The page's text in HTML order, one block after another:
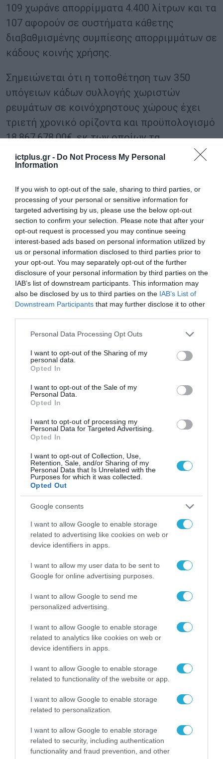
ictplus.gr - Do Not Process My Personal
Information
If you wish to opt-out of the sale, sharing to third parties, or
processing of your personal or sensitive information for
targeted advertising by us, please use the below opt-out
section to confirm your selection. Please note that after your
opt-out request is processed you may continue seeing
interest-based ads based on personal information utilized by
us or personal information disclosed to third parties prior to
your opt-out. You may separately opt-out of the further
disclosure of your personal information by third parties on the
IAB’s list of downstream participants. This information may
also be disclosed by us to third parties on the IAB’s List of
Downstream Participants that may further disclose it to other
Please note that this website/app uses one or more Google
not limited to your visit or usage behaviour. You may click to
grant or deny consent to Google and its third-party tags to
use your data for below specified purposes in below Google
consent section.
Personal Data Processing Opt Outs
I want to opt-out of the Sharing of my
personal data.
Opted In
I want to opt-out of the Sale of my
Personal Data.
Opted In
I want to opt-out of processing my
Personal Data for Targeted Advertising.
Opted In
I want to opt-out of Collection, Use,
Retention, Sale, and/or Sharing of my
Personal Data that Is Unrelated with the
Purposes for which it was collected.
Opted Out
Google consents
I want to allow Google to enable storage
related to advertising like cookies on web or
device identifiers in apps.
I want to allow my user data to be sent to
Google for online advertising purposes.
I want to allow Google to send me
personalized advertising.
I want to allow Google to enable storage
related to analytics like cookies on web or
device identifiers in apps.
I want to allow Google to enable storage
related to functionality of the website or app.
I want to allow Google to enable storage
related to personalization.
I want to allow Google to enable storage
related to security, including authentication
functionality and fraud prevention, and other
109 χωράνε απορρίμματα 4.400 λίτρων και τα
107 αφορούν σε συστήματα κάθετης
διαβαθμισμένης συμπίεσης απορριμμάτων σε
κάδους κοινής χρήσης.
Σημειώνεται ότι η τοποθέτηση των 350
υπόγειων κάδων συλλογής χωριστών
ρευμάτων σε κοινόχρηστους χώρους έχει
τριετή χρονικό ορίζοντα και προϋπολογισμό
18.867.678,00€, εκ των οποίων τα
3.698.987,71€ αποτελούν χρηματοδότηση από
το πρόγραμμα “Α. ΤΡΙΤΣΗΣ”.
TAGS:
ΑΠΟΒΛΗΤΑ ΒΙΟΑΠΟΒΛΗΤΑ
ΔΗΜΟΣ
ΑΘΗΝΑΙΩΝ
ΚΩΣΤΑΣ
Το χρηματοδοτούμενο
Gaming Police”
ενισχύει την ασφάλεια
των παιδιών στο
διαδίκτυο
31.07.2026
ΑΑΔΕ: Διευκρινίσεις
για τα πρόστιμα σε
παραβάσεις που
31.07.2026
Τεχνητή Νοημοσύνη
δεν είναι απλώς μια
νέα τεχνολογία, είναι
μια νέα βιομηχανική
επανάσταση»
Νέος οδηγός του ΕΚΤ
για τη χρηματοδότηση